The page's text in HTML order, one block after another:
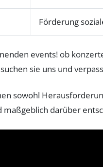
Förderung
sowohl
maßgeblich darüber